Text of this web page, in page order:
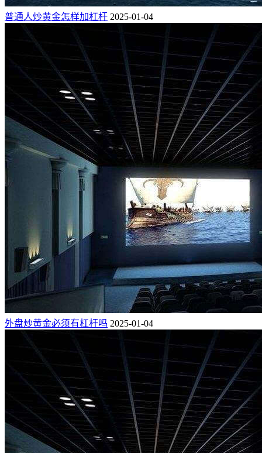
普通人炒黄金怎样加杠杆 2025-01-04
外盘炒黄金必须有杠杆吗 2025-01-04